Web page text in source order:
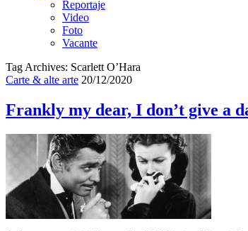
Reportaje
Video
Foto
Vacante
Tag Archives: Scarlett O’Hara
Carte & alte arte 20/12/2020
Frankly my dear, I don’t give a